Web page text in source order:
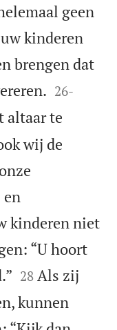
geen
kinderen
brengen dat


26-
altaar te
wij de
kinderen niet
“U hoort


28 Als zij
kunnen